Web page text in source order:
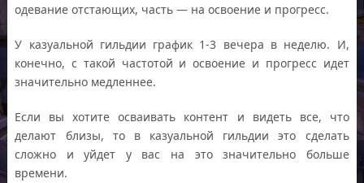
одевание отстающих, часть — на освоение и прогресс.
У казуальной гильдии график 1-3 вечера в неделю. И,
конечно, с такой частотой и освоение и прогресс идет
значительно медленнее.
Если вы хотите осваивать контент и видеть все, что
делают близы, то в казуальной гильдии это сделать
сложно и уйдет у вас на это значительно больше
времени.